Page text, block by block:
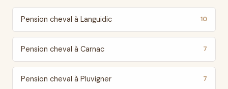
Pension cheval à Languidic 10
Pension cheval à Carnac 7
Pension cheval à Pluvigner 7